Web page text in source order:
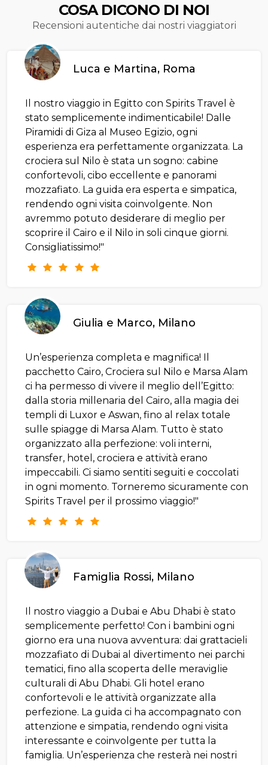
COSA DICONO DI NOI
Recensioni autentiche dai nostri viaggiatori
Luca e Martina, Roma
Il nostro viaggio in Egitto con Spirits Travel è
stato semplicemente indimenticabile! Dalle
Piramidi di Giza al Museo Egizio, ogni
esperienza era perfettamente organizzata. La
crociera sul Nilo è stata un sogno: cabine
confortevoli, cibo eccellente e panorami
mozzafiato. La guida era esperta e simpatica,
rendendo ogni visita coinvolgente. Non
avremmo potuto desiderare di meglio per
scoprire il Cairo e il Nilo in soli cinque giorni.
Consigliatissimo!"
Giulia e Marco, Milano
Un’esperienza completa e magnifica! Il
pacchetto Cairo, Crociera sul Nilo e Marsa Alam
ci ha permesso di vivere il meglio dell’Egitto:
dalla storia millenaria del Cairo, alla magia dei
templi di Luxor e Aswan, fino al relax totale
sulle spiagge di Marsa Alam. Tutto è stato
organizzato alla perfezione: voli interni,
transfer, hotel, crociera e attività erano
impeccabili. Ci siamo sentiti seguiti e coccolati
in ogni momento. Torneremo sicuramente con
Spirits Travel per il prossimo viaggio!"
Famiglia Rossi, Milano
Il nostro viaggio a Dubai e Abu Dhabi è stato
semplicemente perfetto! Con i bambini ogni
giorno era una nuova avventura: dai grattacieli
mozzafiato di Dubai al divertimento nei parchi
tematici, fino alla scoperta delle meraviglie
culturali di Abu Dhabi. Gli hotel erano
confortevoli e le attività organizzate alla
perfezione. La guida ci ha accompagnato con
attenzione e simpatia, rendendo ogni visita
interessante e coinvolgente per tutta la
famiglia. Un’esperienza che resterà nei nostri